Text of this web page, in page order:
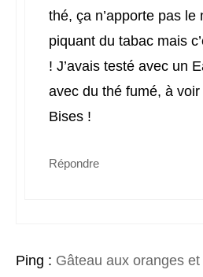
thé, ça n’apporte pas le
piquant du tabac mais
! J’avais testé avec un
avec du thé fumé, à
Bises !
Répondre
Ping : Gâteau aux oranges